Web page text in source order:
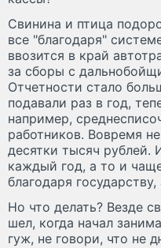
Свинина и птица
все "благодаря"
ввозится в край
за сборы с
Отчетности стало
подавали раз в год,
например,
работников. Вовремя
десятки тысяч
каждый год, а то и
благодаря
Но что делать? Везде
шел, когда начал
гуж, не говори, что не